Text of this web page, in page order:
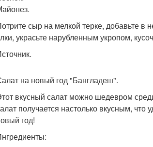
сыр на мелкой терке, добавьте в
украсьте нарубленным укропом,
на новый год "Бангладеш".
вкусный салат можно шедевром
получается настолько вкусным, что
год!